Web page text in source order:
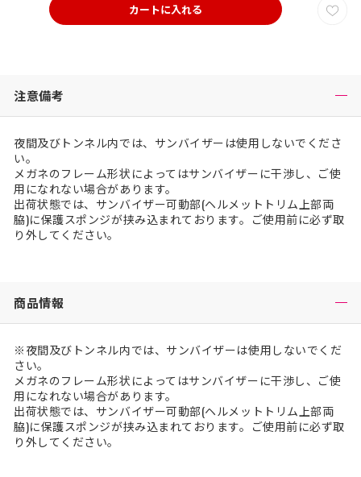
カートに入れる
注意備考
夜間及びトンネル内では、サンバイザーは使用しないでくださ
い。
メガネのフレーム形状によってはサンバイザーに干渉し、ご使
用になれない場合があります。
出荷状態では、サンバイザー可動部(ヘルメットトリム上部両
脇)に保護スポンジが挟み込まれております。ご使用前に必ず取
り外してください。
商品情報
※夜間及びトンネル内では、サンバイザーは使用しないでくだ
さい。
メガネのフレーム形状によってはサンバイザーに干渉し、ご使
用になれない場合があります。
出荷状態では、サンバイザー可動部(ヘルメットトリム上部両
脇)に保護スポンジが挟み込まれております。ご使用前に必ず取
り外してください。